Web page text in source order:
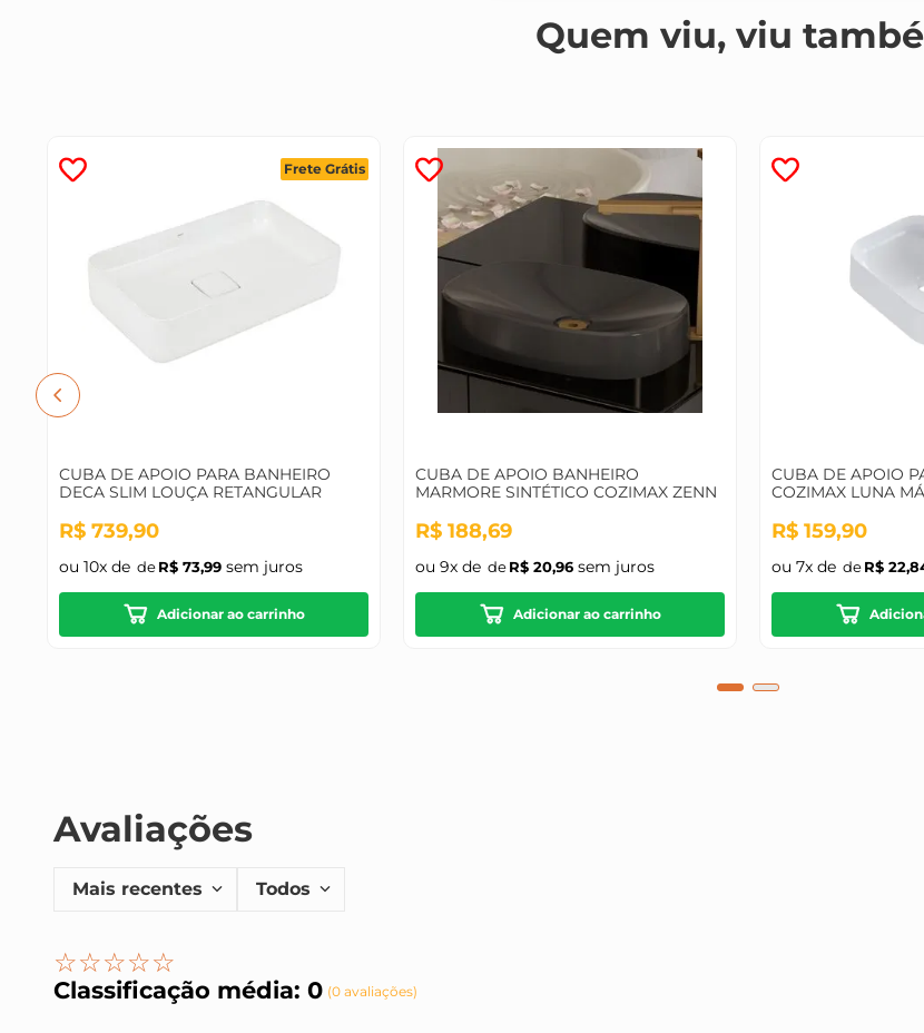
Quem viu, viu
Frete Grátis
CUBA DE APOIO PARA BANHEIRO
DECA SLIM LOUÇA RETANGULAR
R$ 739,90
ou 10x de R$ 73,99 sem juros
Adicionar ao carrinho
CUBA DE APOIO BANHEIRO
MARMORE SINTÉTICO COZIMAX ZENN
R$ 188,69
ou 9x de R$ 20,96 sem juros
Adicionar ao carrinho
CUBA DE APOIO
COZIMAX LUNA
R$ 159,90
ou 7x de R$ 22,
Avaliações
☆☆☆☆☆
Classificação média: 0 (0 avaliações)
Mais recentes Todos